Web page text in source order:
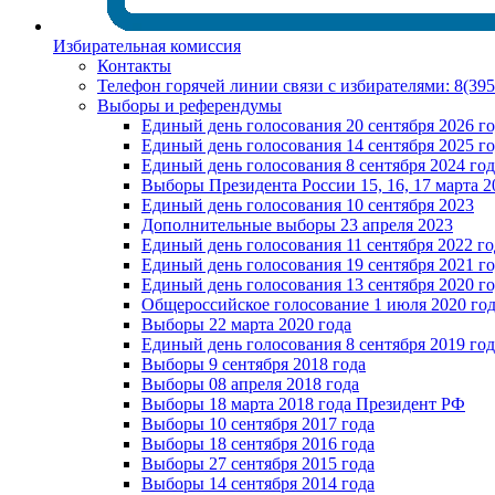
Избирательная комиссия
Контакты
Телефон горячей линии связи с избирателями:
Выборы и референдумы
Единый день голосования 20 сентября 2026
Единый день голосования 14 сентября 2025
Единый день голосования 8 сентября 2024
Выборы Президента России 15, 16, 17 марта
Единый день голосования 10 сентября 2023
Дополнительные выборы 23 апреля 2023
Единый день голосования 11 сентября 2022
Единый день голосования 19 сентября 2021
Единый день голосования 13 сентября 2020
Общероссийское голосование 1 июля 2020
Выборы 22 марта 2020 года
Единый день голосования 8 сентября 2019
Выборы 9 сентября 2018 года
Выборы 08 апреля 2018 года
Выборы 18 марта 2018 года Президент РФ
Выборы 10 сентября 2017 года
Выборы 18 сентября 2016 года
Выборы 27 сентября 2015 года
Выборы 14 сентября 2014 года